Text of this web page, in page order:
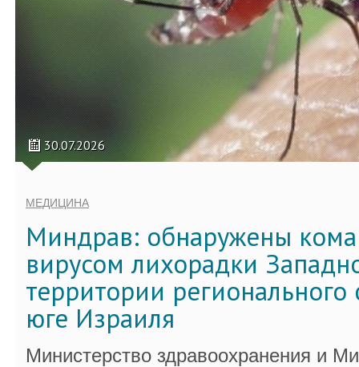
30.07.2026
МЕДИЦИНА
Миндрав: обнаружены
вирусом лихорадки
территории регионального
юге Израиля
Министерство здравоохранения и